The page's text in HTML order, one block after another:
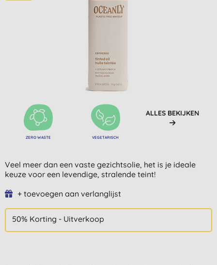
ZERO WASTE VEGETARISCH
ALLES BEKIJKEN
Veel meer dan een vaste gezichtsolie, het is je ideale
keuze voor een levendige, stralende teint!
+ toevoegen aan verlanglijst
50% Korting - Uitverkoop